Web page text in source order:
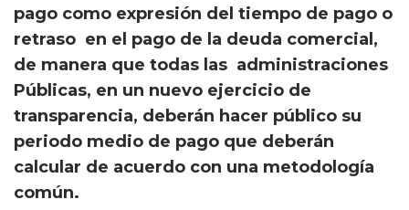
pago como expresión del tiempo de pago o
retraso en el pago de la deuda comercial,
de manera que todas las administraciones
Públicas, en un nuevo ejercicio de
transparencia, deberán hacer público su
periodo medio de pago que deberán
calcular de acuerdo con una metodología
común.